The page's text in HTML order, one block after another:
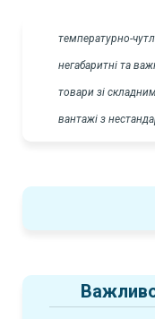
температурно-
негабаритні та
товари зі
вантажі з